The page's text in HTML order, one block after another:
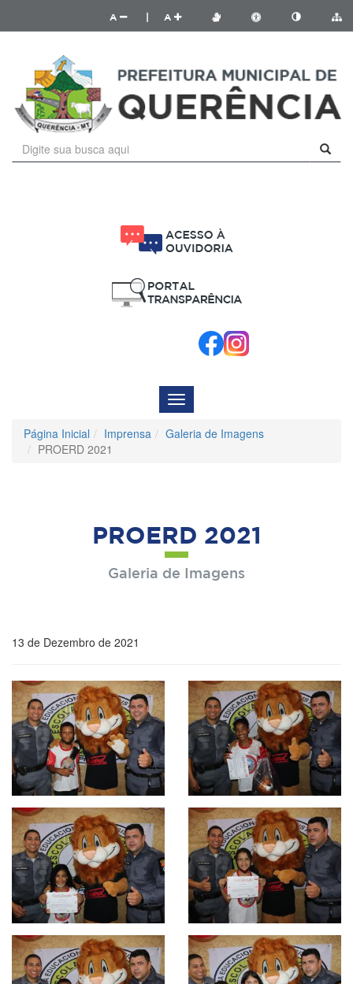
A A
Menu
de
Navegação
Página Inicial Imprensa
Galeria de Imagens
PROERD 2021
PROERD 2021
Galeria de Imagens
13 de Dezembro de 2021